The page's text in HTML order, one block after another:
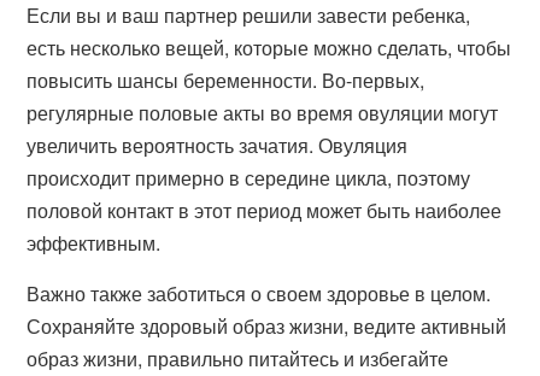
Если вы и ваш партнер решили завести ребенка,
есть несколько вещей, которые можно сделать, чтобы
повысить шансы беременности. Во-первых,
регулярные половые акты во время овуляции могут
увеличить вероятность зачатия. Овуляция
происходит примерно в середине цикла, поэтому
половой контакт в этот период может быть наиболее
эффективным.
Важно также заботиться о своем здоровье в целом.
Сохраняйте здоровый образ жизни, ведите активный
образ жизни, правильно питайтесь и избегайте